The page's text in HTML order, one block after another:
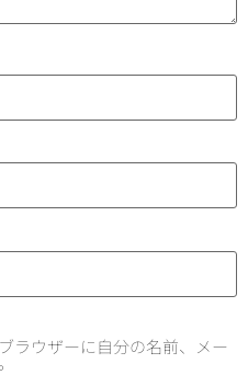
ラウザーに自分の名前、メー